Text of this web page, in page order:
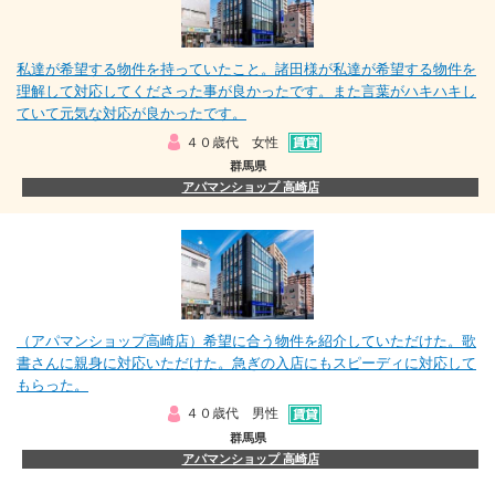
私達が希望する物件を持っていたこと。諸田様が私達が希望する物件を
理解して対応してくださった事が良かったです。また言葉がハキハキし
ていて元気な対応が良かったです。
４０歳代 女性
群馬県
アパマンショップ 高崎店
（アパマンショップ高崎店）希望に合う物件を紹介していただけた。歌
書さんに親身に対応いただけた。急ぎの入店にもスピーディに対応して
もらった。
４０歳代 男性
群馬県
アパマンショップ 高崎店